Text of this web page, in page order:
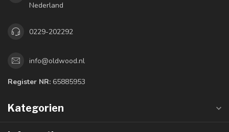
Nederland
0229-202292
info@oldwood.nl
Register NR: 65885953
Kategorien